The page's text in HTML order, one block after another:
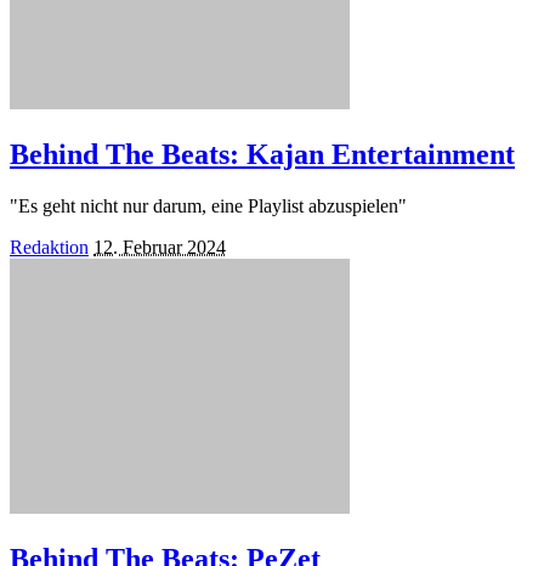
Behind The Beats: Kajan Entertainment
"Es geht nicht nur darum, eine Playlist abzuspielen"
Posted
Redaktion 12. Februar 2024
Behind The Beats: PeZet